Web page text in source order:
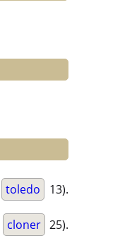
toledo 13).
cloner 25).